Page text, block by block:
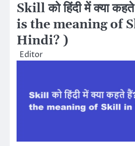
Skill को हिंदी में क्या
is the meaning of
Hindi? )
Editor